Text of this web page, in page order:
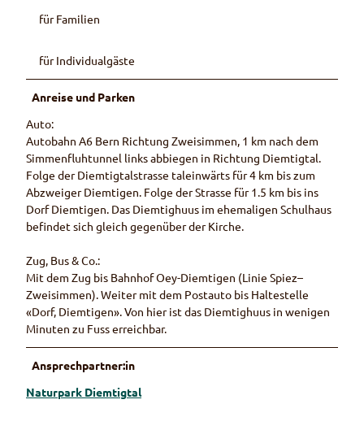
für Familien
für Individualgäste
Anreise und Parken
Auto:
Autobahn A6 Bern Richtung Zweisimmen, 1 km nach dem
Simmenfluhtunnel links abbiegen in Richtung Diemtigtal.
Folge der Diemtigtalstrasse taleinwärts für 4 km bis zum
Abzweiger Diemtigen. Folge der Strasse für 1.5 km bis ins
Dorf Diemtigen. Das Diemtighuus im ehemaligen Schulhaus
befindet sich gleich gegenüber der Kirche.
Zug, Bus & Co.:
Mit dem Zug bis Bahnhof Oey-Diemtigen (Linie Spiez–
Zweisimmen). Weiter mit dem Postauto bis Haltestelle
«Dorf, Diemtigen». Von hier ist das Diemtighuus in wenigen
Minuten zu Fuss erreichbar.
Ansprechpartner:in
Naturpark Diemtigtal